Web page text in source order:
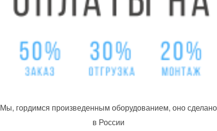
Мы, гордимся произведенным оборудованием, оно сделано
в России